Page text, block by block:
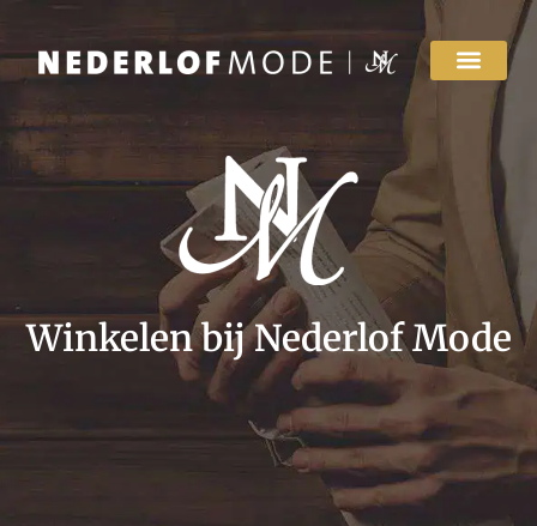
Winkelen bij Nederlof Mode